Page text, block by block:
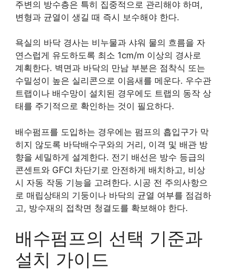
주변의 방수층은 특히 집중적으로 관리해야 하며,
변형과 균열이 생길 때 즉시 보수해야 한다.
욕실의 바닥 경사는 비누물과 샤워 물의 흐름을 자
연스럽게 유도하도록 최소 1cm/m 이상의 경사로
계획한다. 벽면과 바닥의 만남 부분은 점착식 또는
수밀성이 높은 실리콘으로 이음새를 메운다. 우수관
트랩이나 배수망이 설치된 경우에도 트랩의 동작 상
태를 주기적으로 확인하는 것이 필요하다.
배수펌프를 도입하는 경우에는 펌프의 흡입구가 막
히지 않도록 바닥배수구와의 거리, 이격 및 배관 방
향을 세밀하게 설계한다. 전기 배선은 방수 등급의
콘센트와 GFCI 차단기로 안전하게 배치하고, 비상
시 자동 작동 기능을 고려한다. 시공 전 주의사항으
로 매립상태의 기둥이나 바닥의 균열 여부를 점검하
고, 방수재의 접착면 청결도를 확보해야 한다.
배수펌프의 선택 기준과
설치 가이드